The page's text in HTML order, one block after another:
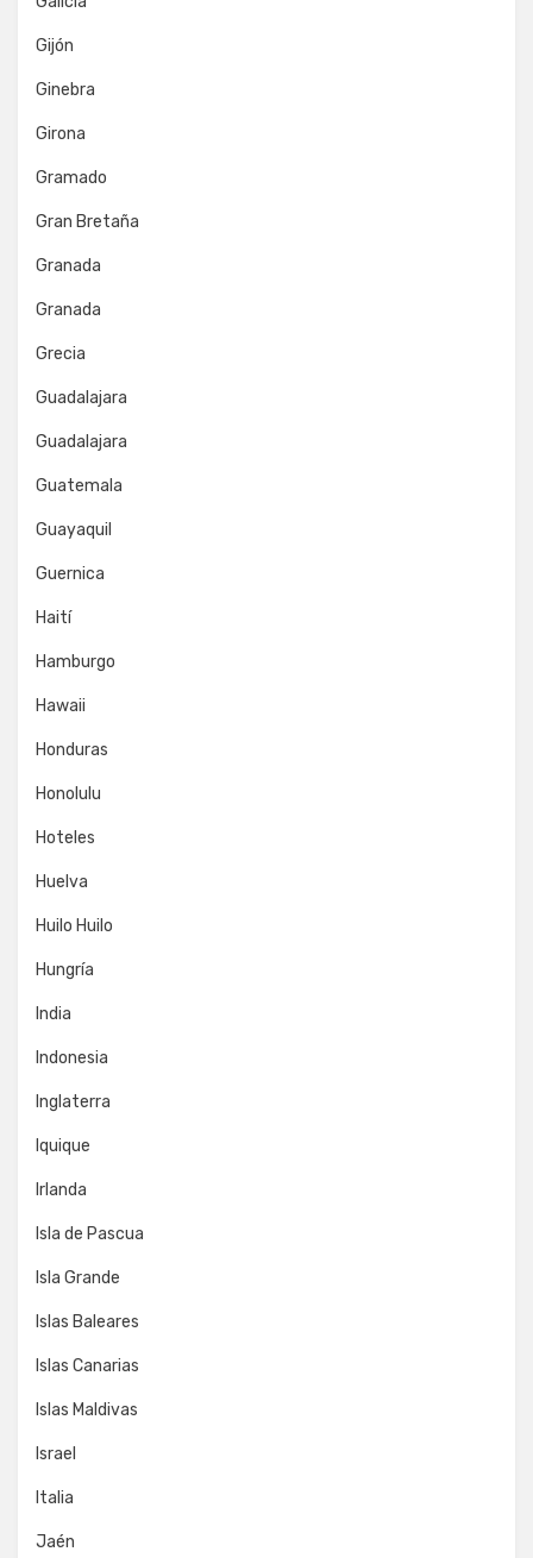
Gijón
Ginebra
Girona
Gramado
Gran Bretaña
Granada
Granada
Grecia
Guadalajara
Guadalajara
Guatemala
Guayaquil
Guernica
Haití
Hamburgo
Hawaii
Honduras
Honolulu
Hoteles
Huelva
Huilo Huilo
Hungría
India
Indonesia
Inglaterra
Iquique
Irlanda
Isla de Pascua
Isla Grande
Islas Baleares
Islas Canarias
Islas Maldivas
Israel
Italia
Jaén